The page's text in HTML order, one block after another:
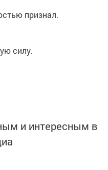
признал.
силу.
и интересным в